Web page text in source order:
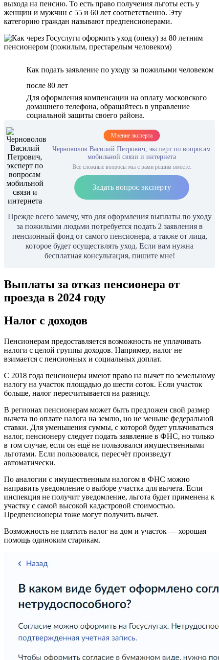
выхода на пенсию. То есть право получения льготы есть у
женщин и мужчин с 55 и 60 лет соответственно. Эту
категорию граждан называют предпенсионерами.
Как подать заявление по уходу за пожилыми человеком
после 80 лет
Для оформления компенсации на оплату московского
домашнего телефона, обращайтесь в управление
социальной защиты своего района.
Мнение эксперта
Черноволов Василий Петрович, эксперт по вопросам
мобильной связи и интернета
Все сложные вопросы мы с вами решим вместе.
Задать вопрос эксперту
Прежде всего замечу, что для оформления выплаты по уходу
за пожилыми людьми потребуется подать 2 заявления в
пенсионный фонд от самого пенсионера, а также от лица,
которое будет осуществлять уход. Если вам нужна
бесплатная консультация, пишите мне!
Выплаты за отказ пенсионера от
проезда в 2024 году
Налог с доходов
Пенсионерам предоставляется возможность не уплачивать
налоги с целой группы доходов. Например, налог не
взимается с пенсионных и социальных доплат.
С 2018 года пенсионеры имеют право на вычет по земельному
налогу на участок площадью до шести соток. Если участок
больше, налог пересчитывается на разницу.
В регионах пенсионерам может быть предложен свой размер
вычета по оплате налога на землю, но не меньше федеральной
ставки. Для уменьшения суммы, с которой будет уплачиваться
налог, пенсионеру следует подать заявление в ФНС, но только
в том случае, если он ещё не пользовался имущественными
льготами. Если пользовался, пересчёт произведут
автоматически.
По аналогии с имущественным налогом в ФНС можно
направить уведомление о выборе участка для вычета. Если
инспекция не получит уведомление, льгота будет применена к
участку с самой высокой кадастровой стоимостью.
Предпенсионеры тоже могут получить вычет.
Возможность не платить налог на дом и участок — хорошая
помощь одиноким старикам.